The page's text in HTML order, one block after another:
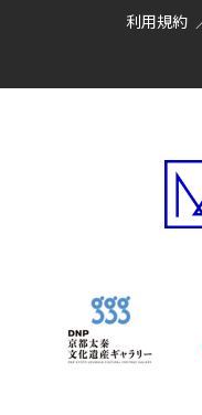
利用規約